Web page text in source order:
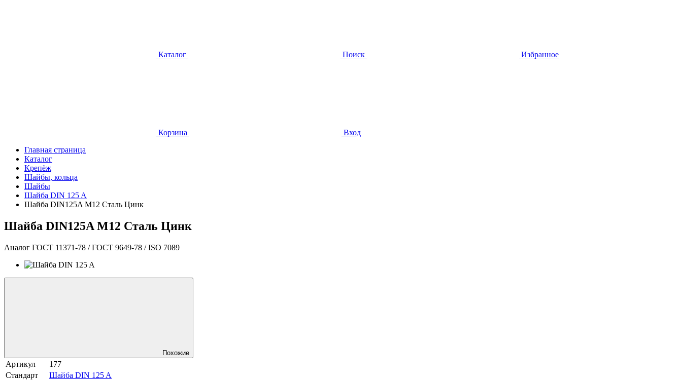
Каталог Поиск Избранное
Корзина
Вход
Главная страница
Каталог
Крепёж
Шайбы, кольца
Шайбы
Шайба DIN 125 A
Шайба DIN125A М12 Сталь Цинк
Шайба DIN125A М12 Сталь Цинк
Аналог ГОСТ 11371-78 / ГОСТ 9649-78 / ISO 7089
Похожие
Артикул
177
Стандарт
Шайба DIN 125 A